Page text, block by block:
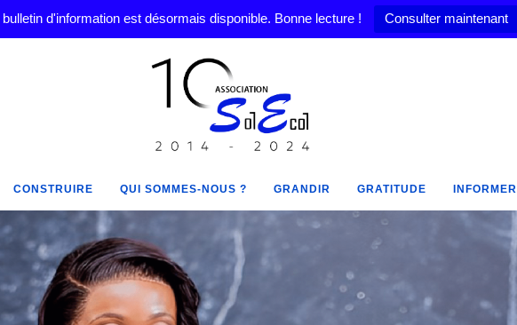
d'information est désormais disponible. Bonne lecture ! Consulter maintenant
CONSTRUIRE QUI SOMMES-NOUS ? GRANDIR GRATITUDE INFORMER